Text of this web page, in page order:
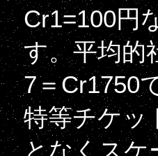
Cr1=100円
す。平均的
7＝Cr1750
特等チケッ
となくスケ